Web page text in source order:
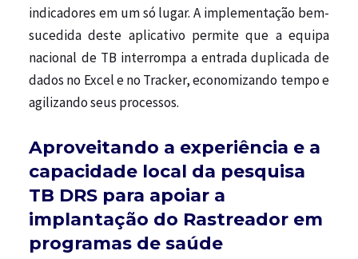
indicadores em um só lugar. A implementação bem-
sucedida deste aplicativo permite que a equipa
nacional de TB interrompa a entrada duplicada de
dados no Excel e no Tracker, economizando tempo e
agilizando seus processos.
Aproveitando a experiência e a
capacidade local da pesquisa
TB DRS para apoiar a
implantação do Rastreador em
programas de saúde